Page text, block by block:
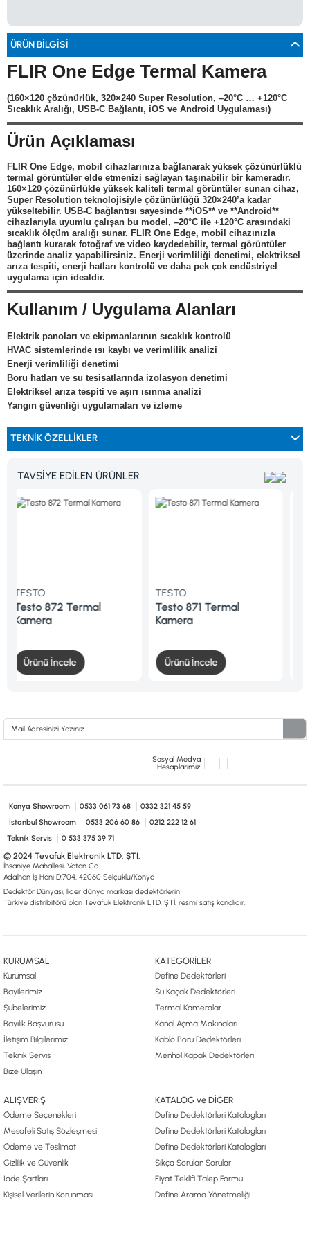
© 2024 Tevafuk Elektronik LTD. ŞTİ.
Dedektör Dünyası, lider dünya markası dedektörlerin
Türkiye distribitörü olan Tevafuk Elektronik LTD. ŞTİ. resmi satış kanalıdır.
ÜRÜN BILGISI
FLIR One Edge Termal Kamera
(160×120 çözünürlük, 320×240 Super Resolution, –20°C … +120°C
Sıcaklık Aralığı, USB-C Bağlantı, iOS ve Android Uygulaması)
Ürün Açıklaması
FLIR One Edge, mobil cihazlarınıza bağlanarak yüksek çözünürlüklü
termal görüntüler elde etmenizi sağlayan taşınabilir bir kameradır.
160×120 çözünürlükle yüksek kaliteli termal görüntüler sunan cihaz,
Super Resolution teknolojisiyle çözünürlüğü 320×240’a kadar
yükseltebilir. USB-C bağlantısı sayesinde **iOS** ve **Android**
cihazlarıyla uyumlu çalışan bu model, –20°C ile +120°C arasındaki
sıcaklık ölçüm aralığı sunar. FLIR One Edge, mobil cihazınızla
bağlantı kurarak fotoğraf ve video kaydedebilir, termal görüntüler
üzerinde analiz yapabilirsiniz. Enerji verimliliği denetimi, elektriksel
arıza tespiti, enerji hatları kontrolü ve daha pek çok endüstriyel
uygulama için idealdir.
Kullanım / Uygulama Alanları
Elektrik panoları ve ekipmanlarının sıcaklık kontrolü
HVAC sistemlerinde ısı kaybı ve verimlilik analizi
Enerji verimliliği denetimi
Boru hatları ve su tesisatlarında izolasyon denetimi
Elektriksel arıza tespiti ve aşırı ısınma analizi
Yangın güvenliği uygulamaları ve izleme
TEKNIK ÖZELLIKLER
TAVSİYE EDİLEN ÜRÜNLER
Termal
Testo 871 Termal
Ürünü İncele
Testo 868
Sosyal Medya
Hesaplarımız
Konya Showroom 0533 061 73 68
0332 321 45 59
İstanbul Showroom
0533 206 60 86
0212 222 12 61
Teknik Servis
0 533 375 39 71
© 2024 Tevafuk Elektronik LTD. ŞTİ.
İhsaniye Mahallesi, Vatan Cd.
Adalhan İş Hanı D:704, 42060 Selçuklu/Konya
Dedektör Dünyası, lider dünya markası dedektörlerin
Türkiye distribitörü olan Tevafuk Elektronik LTD. ŞTİ. resmi satış kanalıdır.
KURUMSAL
Kurumsal
Bayilerimiz
Şubelerimiz
Bayilik Başvurusu
İletişim Bilgilerimiz
Teknik Servis
Bize Ulaşın
KATEGORİLER
Define Dedektörleri
Su Kaçak Dedektörleri
Termal Kameralar
Kanal Açma Makinaları
Kablo Boru Dedektörleri
Menhol Kapak Dedektörleri
ALIŞVERİŞ
Ödeme Seçenekleri
Mesafeli Satış Sözleşmesi
Ödeme ve Teslimat
Gizlilik ve Güvenlik
İade Şartları
Kişisel Verilerin Korunması
KATALOG ve DİĞER
Define Dedektörleri Katalogları
Define Dedektörleri Katalogları
Define Dedektörleri Katalogları
Sıkça Sorulan Sorular
Fiyat Teklifi Talep Formu
Define Arama Yönetmeliği